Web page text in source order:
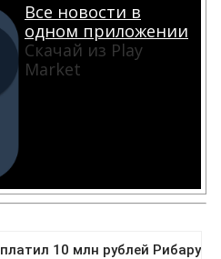
Все новости в
одном приложении
Скачай из Play
Market